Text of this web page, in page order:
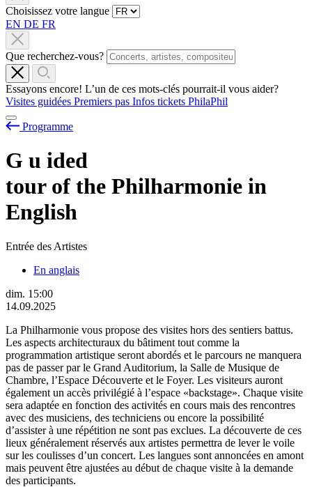
Choisissez votre langue
EN DE FR
Que recherchez-vous?
Essayons encore! L’un de ces mots-clés pourrait-il vous aider?
Visites guidées Premiers pas Infos tickets PhilaPhil
Programme
G u ided
tour of the Philharmonie in
English
Entrée des Artistes
En anglais
dim. 15:00
14.09.2025
La Philharmonie vous propose des visites hors des sentiers battus.
Les aspects architecturaux du bâtiment tout comme la
programmation artistique seront abordés et le parcours ne manquera
pas de passer par le Grand Auditorium, la Salle de Musique de
Chambre, l’Espace Découverte et le Foyer. Les visiteurs auront
également un accès privilégié à l’espace «backstage». Chaque visite
sera adaptée en fonction des activités en cours mais des rencontres
avec des musiciens, des techniciens ou encore la possibilité
d’assister à une répétition ne sont pas exclues. La découverte de ces
lieux généralement réservés aux artistes permettra de lever le voile
sur les coulisses d’un concert. Les langues sont annoncées en amont
mais peuvent être ajustées au début de chaque visite à la demande
des participants.